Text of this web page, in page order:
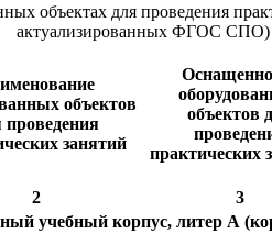
объектах для проведения
актуализированных ФГОС СПО)
объектов
проведения
занятий
объектов
практических
2
3
учебный корпус, литер А